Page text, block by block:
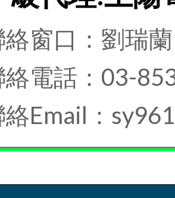
絡窗口：劉瑞蘭
絡電話：03-
Email：